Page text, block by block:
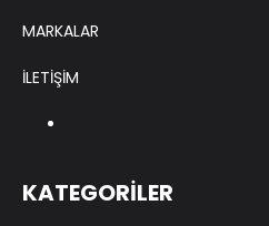
MARKALAR
İLETİŞİM
KATEGORİLER